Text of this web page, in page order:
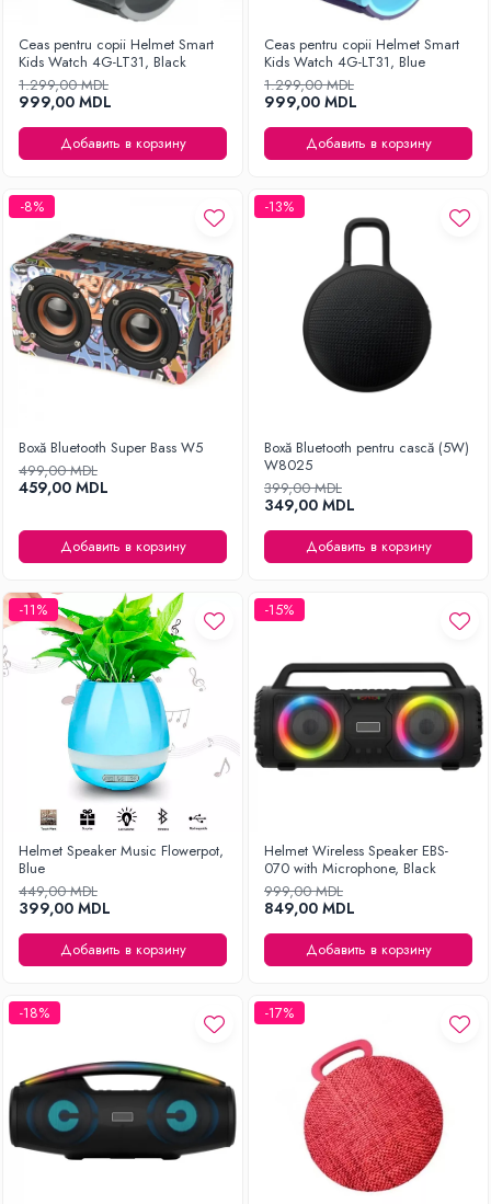
Ceas pentru copii Helmet Smart
Kids Watch 4G-LT31, Black
1.299,00 MDL
999,00 MDL
Добавить в корзину
Ceas pentru copii Helmet Smart
Kids Watch 4G-LT31, Blue
1.299,00 MDL
999,00 MDL
Добавить в корзину
-8%
Boxă Bluetooth Super Bass W5
499,00 MDL
459,00 MDL
Добавить в корзину
-13%
Boxă Bluetooth pentru cască (5W)
W8025
399,00 MDL
349,00 MDL
Добавить в корзину
-11%
Helmet Speaker Music Flowerpot,
Blue
449,00 MDL
399,00 MDL
Добавить в корзину
-15%
Helmet Wireless Speaker EBS-
070 with Microphone, Black
999,00 MDL
849,00 MDL
Добавить в корзину
-18% -17%